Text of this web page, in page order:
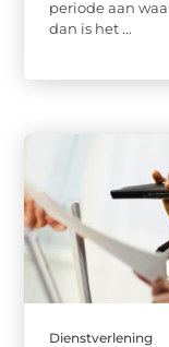
periode aan
dan is het ...
Dienstverlening